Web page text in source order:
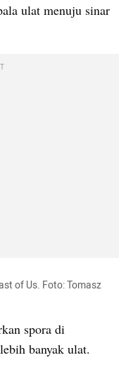
ulat menuju sinar
of Us. Foto: Tomasz
spora di
banyak ulat.